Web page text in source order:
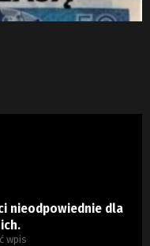
nieodpowiednie dla
wpis